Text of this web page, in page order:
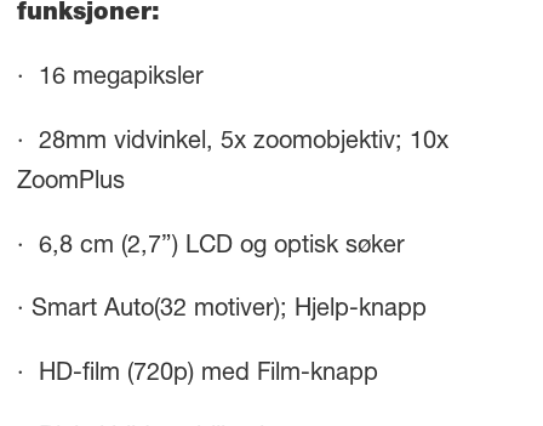
funksjoner:
· 16 megapiksler
· 28mm vidvinkel, 5x zoomobjektiv; 10x
ZoomPlus
· 6,8 cm (2,7”) LCD og optisk søker
· Smart Auto(32 motiver); Hjelp-knapp
· HD-film (720p) med Film-knapp